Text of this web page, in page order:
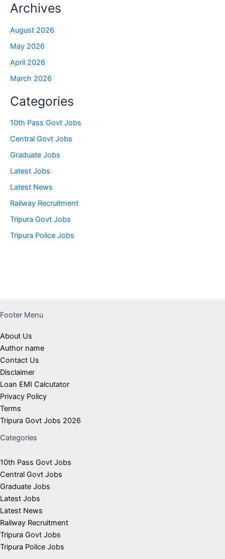
Archives
August 2026
May 2026
April 2026
March 2026
Categories
10th Pass Govt Jobs
Central Govt Jobs
Graduate Jobs
Latest Jobs
Latest News
Railway Recruitment
Tripura Govt Jobs
Tripura Police Jobs
Footer Menu
About Us
Author name
Contact Us
Disclaimer
Loan EMI Calcutator
Privacy Policy
Terms
Tripura Govt Jobs 2026
Categories
10th Pass Govt Jobs
Central Govt Jobs
Graduate Jobs
Latest Jobs
Latest News
Railway Recruitment
Tripura Govt Jobs
Tripura Police Jobs